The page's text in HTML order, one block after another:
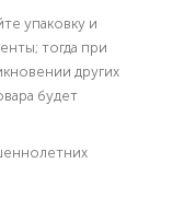
упаковку и
тогда при
других
будет